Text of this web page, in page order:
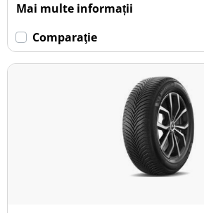
Mai multe informații
Comparaţie